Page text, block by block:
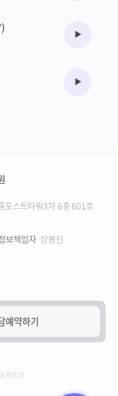
수강준비
수강준비
포스트타워3차 6층 601호
보책임자 장봉진
예약하기